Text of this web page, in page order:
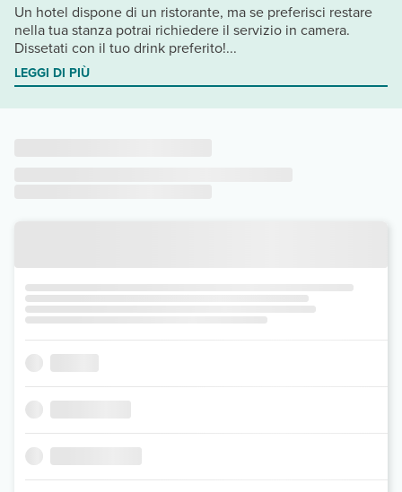
Un hotel dispone di un ristorante, ma se preferisci restare
nella tua stanza potrai richiedere il servizio in camera.
Dissetati con il tuo drink preferito!...
LEGGI DI PIÙ